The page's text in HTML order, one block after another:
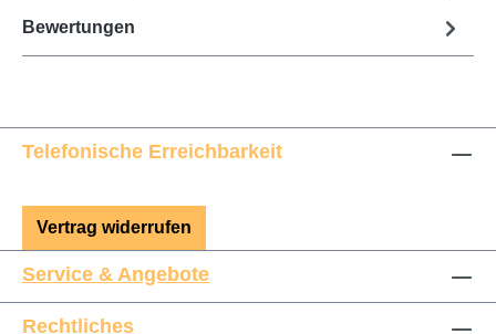
Bewertungen
Telefonische Erreichbarkeit
Vertrag widerrufen
Service & Angebote
Rechtliches